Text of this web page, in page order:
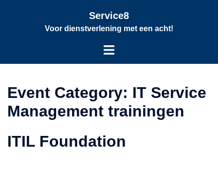
Service8
Voor dienstverlening met een acht!
Event Category: IT Service
Management trainingen
ITIL Foundation